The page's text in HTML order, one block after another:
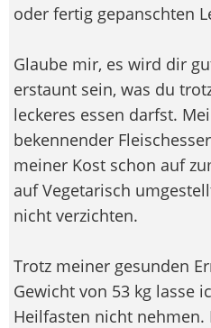
oder fertig gepanschten
Glaube mir, es wird dir
erstaunt sein, was du
leckeres essen darfst.
bekennender
meiner Kost schon auf
auf Vegetarisch
nicht verzichten.
Trotz meiner gesunden
Gewicht von 53 kg lasse
Heilfasten nicht